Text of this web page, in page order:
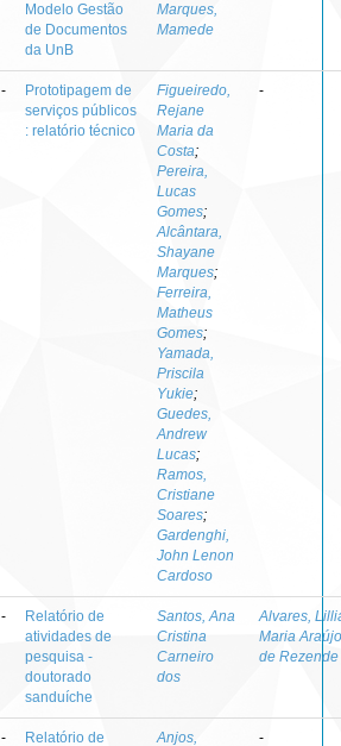
Modelo Gestão
de Documentos
da UnB
Marques,
Mamede
-
Prototipagem de
serviços públicos
: relatório técnico
Figueiredo,
Rejane
Maria da
Costa;
Pereira,
Lucas
Gomes;
Alcântara,
Shayane
Marques;
Ferreira,
Matheus
Gomes;
Yamada,
Priscila
Yukie;
Guedes,
Andrew
Lucas;
Ramos,
Cristiane
Soares;
Gardenghi,
John Lenon
Cardoso
-
-
Relatório de
atividades de
pesquisa -
doutorado
sanduíche
Santos, Ana
Cristina
Carneiro
dos
Alvares,
Maria Araújo
de Rezende
-
Relatório de
Anjos,
-